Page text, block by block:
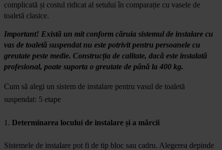
complicată și costul ridicat al setului în comparație cu vasele de
toaletă clasice.
Important! Există un mit conform căruia sistemul de instalare cu
vas de toaletă suspendat nu este potrivit pentru persoanele cu
greutate peste medie. Construcția de calitate, dacă este instalată
profesional, poate suporta o greutate de până la 400 kg.
Cum să alegi un sistem de instalare pentru vasul de toaletă
suspendat: 5 etape
1. Determinarea locului de instalare și a mărcii
Sistemele de instalare pot fi de tip bloc sau cadru. Alegerea depinde